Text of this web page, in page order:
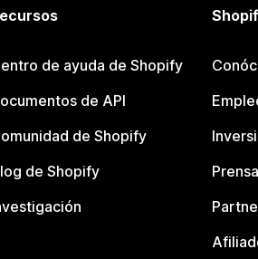
de ayuda de Shopify
de API
de Shopify
de Shopify